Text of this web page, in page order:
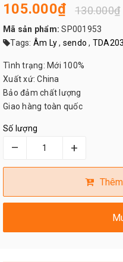
105.000₫ 130.000₫
Mã sản phẩm: SP001953
Tags: Âm Ly , sendo ,
Tình trạng: Mới 100%
Xuất xứ: China
Bảo đảm chất lượng
Giao hàng toàn quốc
Số lượng
– +